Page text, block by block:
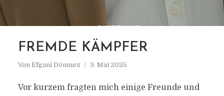
DAR EL-SALAM
FREMDE KÄMPFER
Von Efgani Dönmez 3. Mai 2025
Vor kurzem fragten mich einige Freunde und